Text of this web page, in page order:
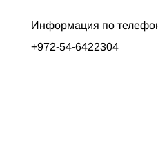
Информация по
+972-54-6422304